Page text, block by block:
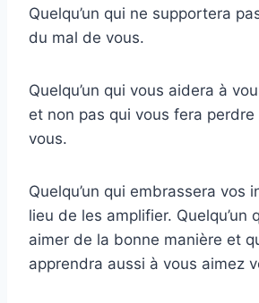
Quelqu’un qui ne supportera
du mal de vous.
Quelqu’un qui vous aidera à
et non pas qui vous fera
vous.
Quelqu’un qui embrassera vos
lieu de les amplifier. Quelqu’un
aimer de la bonne manière et
apprendra aussi à vous aimez